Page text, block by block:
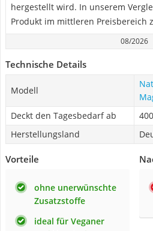
hergestellt wird. In unserem
Produkt im mittleren Preisbereich
08/2026
Technische Details
Modell
Deckt den Tagesbedarf ab
Herstellungsland
Vorteile
ohne unerwünschte
Zusatzstoffe
ideal für Veganer